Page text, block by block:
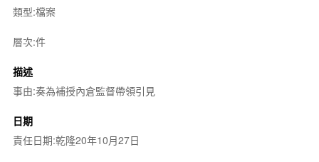
類型:檔案
層次:件
描述
事由:奏為補授內倉監督帶領引見
日期
責任日期:乾隆20年10月27日